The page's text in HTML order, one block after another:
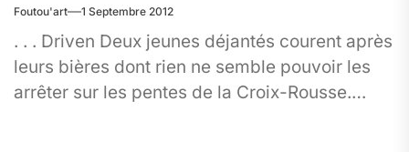
Foutou'art 1 Septembre 2012
. . . Driven Deux jeunes déjantés courent après
leurs bières dont rien ne semble pouvoir les
arrêter sur les pentes de la Croix-Rousse.